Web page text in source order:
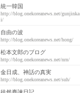
統一韓国
http://blog.onekoreanews.net/gunjinka
i/
自由の波
http://blog.onekoreanews.net/hong/
松本文郎のブログ
http://blog.onekoreanews.net/nrn/
金日成、神話の真実
http://blog.onekoreanews.net/suh/